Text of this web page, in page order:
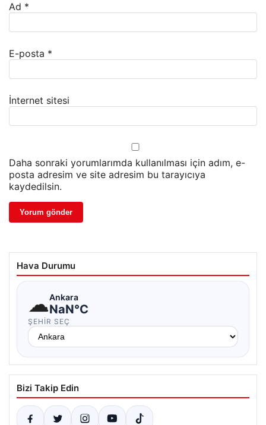
Ad *
E-posta *
İnternet sitesi
Daha sonraki yorumlarımda kullanılması için adım, e-
posta adresim ve site adresim bu tarayıcıya
kaydedilsin.
Hava Durumu
☁Ankara
NaN°C
ŞEHIR SEÇ
Bizi Takip Edin